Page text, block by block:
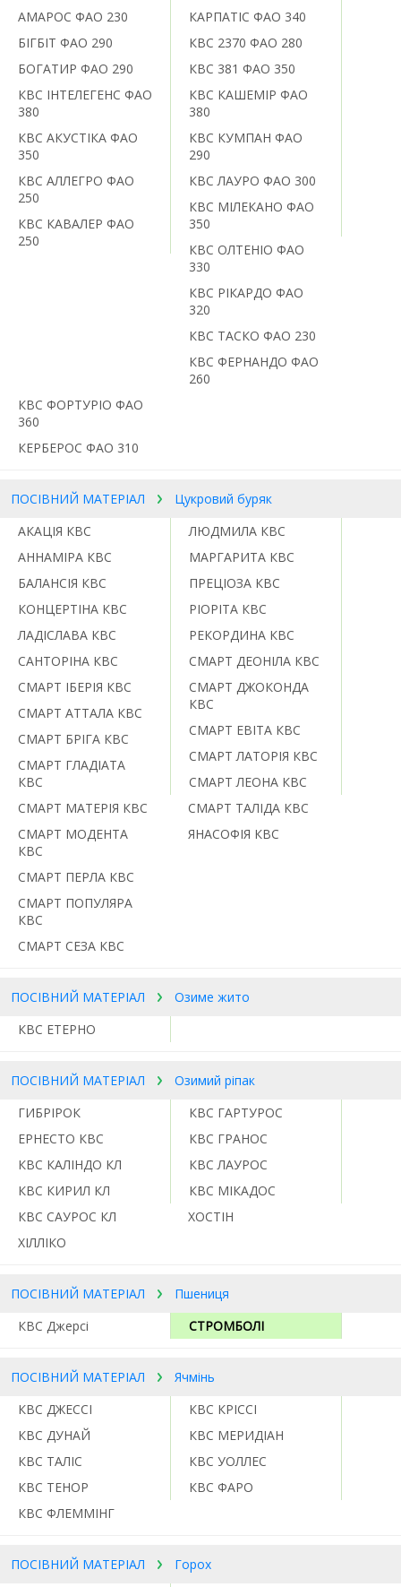
АМАРОС ФАО 230
БІГБІТ ФАО 290
БОГАТИР ФАО 290
КАРПАТІС ФАО 340
КВС 2370 ФАО 280
КВС 381 ФАО 350
КВС ІНТЕЛЕГЕНС ФАО
380
КВС АКУСТІКА ФАО
350
КВС АЛЛЕГРО ФАО
250
КВС КАВАЛЕР ФАО
250
КВС КАШЕМІР ФАО
380
КВС КУМПАН ФАО
290
КВС ЛАУРО ФАО 300
КВС МІЛЕКАНО ФАО
350
КВС ОЛТЕНІО ФАО
330
КВС РІКАРДО ФАО
320
КВС ТАСКО ФАО 230
КВС ФЕРНАНДО ФАО
260
КВС ФОРТУРІО ФАО
360
КЕРБЕРОС ФАО 310
ПОСІВНИЙ МАТЕРІАЛ
Цукровий буряк
АКАЦІЯ КВС
АННАМІРА КВС
БАЛАНСІЯ КВС
КОНЦЕРТІНА КВС
ЛАДІСЛАВА КВС
ЛЮДМИЛА КВС
МАРГАРИТА КВС
ПРЕЦІОЗА КВС
РІОРІТА КВС
РЕКОРДИНА КВС
САНТОРІНА КВС
СМАРТ ІБЕРІЯ КВС
СМАРТ АТТАЛА КВС
СМАРТ БРІГА КВС
СМАРТ ГЛАДІАТА
КВС
СМАРТ ДЕОНІЛА КВС
СМАРТ ДЖОКОНДА
КВС
СМАРТ ЕВІТА КВС
СМАРТ ЛАТОРІЯ КВС
СМАРТ ЛЕОНА КВС
СМАРТ МАТЕРІЯ КВС
СМАРТ МОДЕНТА
КВС
СМАРТ ПЕРЛА КВС
СМАРТ ПОПУЛЯРА
КВС
СМАРТ СЕЗА КВС
СМАРТ ТАЛІДА КВС
ЯНАСОФІЯ КВС
ПОСІВНИЙ МАТЕРІАЛ
Озиме жито
КВС ЕТЕРНО
ПОСІВНИЙ МАТЕРІАЛ
Озимий ріпак
ГИБРІРОК
ЕРНЕСТО КВС
КВС ГАРТУРОС
КВС ГРАНОС
КВС КАЛІНДО КЛ
КВС КИРИЛ КЛ
КВС ЛАУРОС
КВС МІКАДОС
КВС САУРОС КЛ
ХІЛЛІКО
ХОСТІН
ПОСІВНИЙ МАТЕРІАЛ
Пшениця
КВС Джерсі
СТРОМБОЛІ
ПОСІВНИЙ МАТЕРІАЛ
Ячмінь
КВС ДЖЕССІ
КВС ДУНАЙ
КВС КРІССІ
КВС МЕРИДІАН
КВС ТАЛІС
КВС ТЕНОР
КВС УОЛЛЕС
КВС ФАРО
КВС ФЛЕММІНГ
ПОСІВНИЙ МАТЕРІАЛ Горох